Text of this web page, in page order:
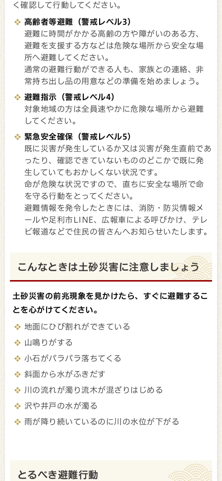
く確認して行動してください。
高齢者等避難（警戒レベル3）
避難に時間がかかる高齢の方や障がいのある方、
避難を支援する方などは危険な場所から安全な場
所へ避難してください。
通常の避難行動ができる人も、家族との連絡、非
常持ち出し品の用意などの準備を始めましょう。
避難指示（警戒レベル4）
対象地域の方は全員速やかに危険な場所から避難
してください。
緊急安全確保（警戒レベル5）
既に災害が発生しているか又は災害が発生直前であ
ったり、確認できていないもののどこかで既に発
生していてもおかしくない状況です。
命が危険な状況ですので、直ちに安全な場所で命
を守る行動をとってください。
避難情報を発令したときには、消防・防災情報メ
ールや足利市LINE、広報車による呼びかけ、テレ
ビ報道などで住民の皆さんへお知らせいたします。
こんなときは土砂災害に注意しましょう
土砂災害の前兆現象を見かけたら、すぐに避難するこ
とを心がけてください。
地面にひび割れができている
山鳴りがする
小石がパラパラ落ちてくる
斜面から水がふきだす
川の流れが濁り流木が混ざりはじめる
沢や井戸の水が濁る
雨が降り続いているのに川の水位が下がる
とるべき避難行動